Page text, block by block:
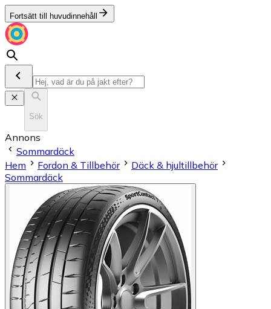
Fortsätt till huvudinnehåll
Sök
Annons
Sommardäck
Hem
Fordon & Tillbehör
Däck & hjultillbehör
Sommardäck